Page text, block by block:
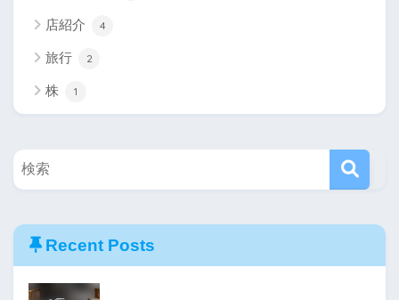
店紹介 4
旅行 2
株 1
Recent Posts